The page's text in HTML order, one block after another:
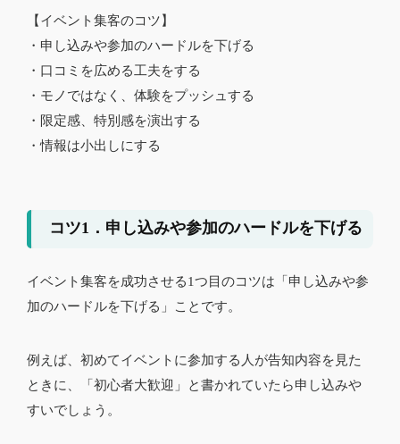
【イベント集客のコツ】
・申し込みや参加のハードルを下げる
・口コミを広める工夫をする
・モノではなく、体験をプッシュする
・限定感、特別感を演出する
・情報は小出しにする
コツ1．申し込みや参加のハードルを下げる
イベント集客を成功させる1つ目のコツは「申し込みや参
加のハードルを下げる」ことです。
例えば、初めてイベントに参加する人が告知内容を見た
ときに、「初心者大歓迎」と書かれていたら申し込みや
すいでしょう。